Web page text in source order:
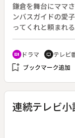
鎌倉を舞台にママ
ンバスガイドの愛
ってくれと頼まれ
の頼みを断れず引
は娘を迎えにこず
たという。同情し
ることになってしま
recent_actors ドラマ tv テレビ
bookmark_add ブックマーク追加
連続テレビ